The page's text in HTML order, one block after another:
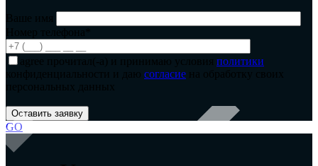
Ваше имя
Номер телефона*
agree прочитал(-а) и принимаю условия политики
конфиденциальности и даю согласие на обработку своих
персональных данных
GO